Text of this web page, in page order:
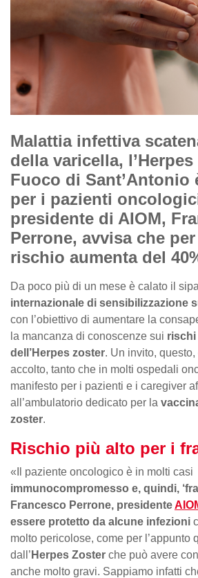
Malattia infettiva
della varicella,
Fuoco di Sant’Antonio
per i pazienti
presidente di AIOM,
Perrone, avvisa che
rischio aumenta del
Da poco più di un mese è calato il
internazionale di sensibilizzazione
con l’obiettivo di aumentare la
la mancanza di conoscenze sui rischi
dell’Herpes zoster. Un invito,
accolto, tanto che in molti ospedali
manifesto per i pazienti e i caregiver
all’ambulatorio dedicato per la
zoster.
Rischio più alto per i
«Il paziente oncologico è in molti casi
immunocompromesso e, quindi,
Francesco Perrone, presidente
essere protetto da alcune infezioni
molto pericolose, come per l’appunto
dall’ Herpes Zoster che può avere
anche molto gravi. Sappiamo infatti